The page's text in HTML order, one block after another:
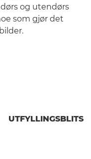
og utendørs
som gjør det
UTFYLLINGSBLITS